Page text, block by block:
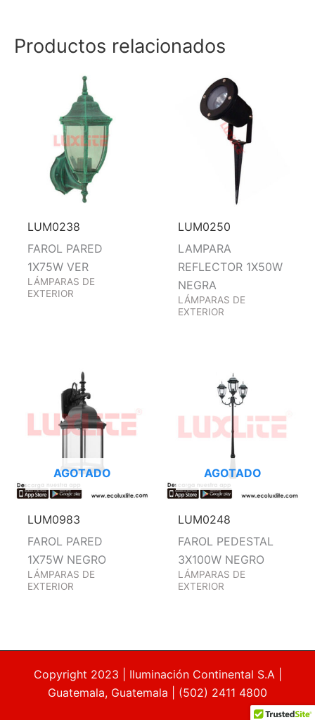
Productos relacionados
LUM0238
FAROL PARED
1X75W VER
LÁMPARAS DE
EXTERIOR
LUM0250
LAMPARA
REFLECTOR 1X50W
NEGRA
LÁMPARAS DE
EXTERIOR
AGOTADO
LUM0983
FAROL PARED
1X75W NEGRO
LÁMPARAS DE
EXTERIOR
AGOTADO
LUM0248
FAROL PEDESTAL
3X100W NEGRO
LÁMPARAS DE
EXTERIOR
Copyright 2023 | Iluminación Continental S.A |
Guatemala, Guatemala | (502) 2411 4800